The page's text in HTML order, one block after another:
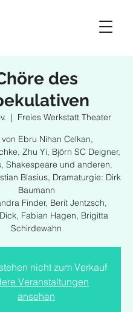
des
  |
Freies Werkstatt Theater
von Ebru Nihan Celkan,
Zhu Yi, Björn SC Deigner,
Shakespeare und anderen.
Blasius, Dramaturgie: Dirk
Baumann
Finder, Berit Jentzsch,
Fabian Hagen, Brigitta
Schirdewahn
nicht zum Verkauf
Veranstaltungen
ansehen